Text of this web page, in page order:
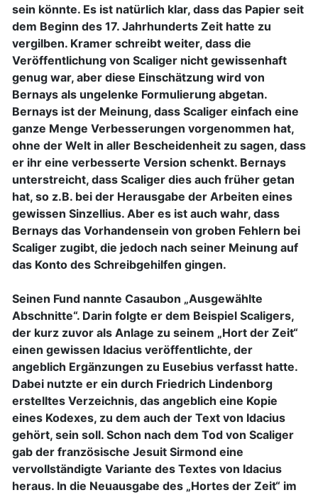
sein könnte. Es ist natürlich klar, dass das Papier seit
dem Beginn des 17. Jahrhunderts Zeit hatte zu
vergilben. Kramer schreibt weiter, dass die
Veröffentlichung von Scaliger nicht gewissenhaft
genug war, aber diese Einschätzung wird von
Bernays als ungelenke Formulierung abgetan.
Bernays ist der Meinung, dass Scaliger einfach eine
ganze Menge Verbesserungen vorgenommen hat,
ohne der Welt in aller Bescheidenheit zu sagen, dass
er ihr eine verbesserte Version schenkt. Bernays
unterstreicht, dass Scaliger dies auch früher getan
hat, so z.B. bei der Herausgabe der Arbeiten eines
gewissen Sinzellius. Aber es ist auch wahr, dass
Bernays das Vorhandensein von groben Fehlern bei
Scaliger zugibt, die jedoch nach seiner Meinung auf
das Konto des Schreibgehilfen gingen.
Seinen Fund nannte Casaubon „Ausgewählte
Abschnitte“. Darin folgte er dem Beispiel Scaligers,
der kurz zuvor als Anlage zu seinem „Hort der Zeit“
einen gewissen Idacius veröffentlichte, der
angeblich Ergänzungen zu Eusebius verfasst hatte.
Dabei nutzte er ein durch Friedrich Lindenborg
erstelltes Verzeichnis, das angeblich eine Kopie
eines Kodexes, zu dem auch der Text von Idacius
gehört, sein soll. Schon nach dem Tod von Scaliger
gab der französische Jesuit Sirmond eine
vervollständigte Variante des Textes von Idacius
heraus. In die Neuausgabe des „Hortes der Zeit“ im